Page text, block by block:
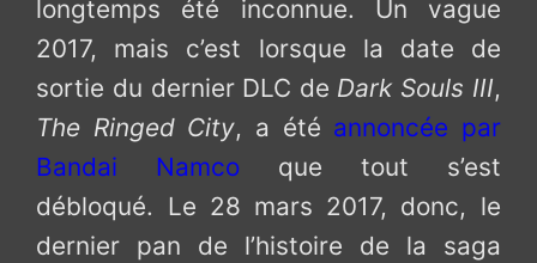
longtemps été inconnue. Un vague
2017, mais c’est lorsque la date de
sortie du dernier DLC de Dark Souls III,
The Ringed City, a été annoncée par
Bandai Namco que tout s’est
débloqué. Le 28 mars 2017, donc, le
dernier pan de l’histoire de la saga